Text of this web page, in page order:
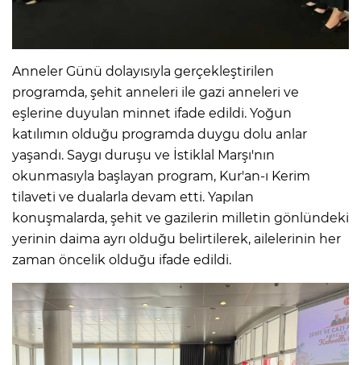
Anneler Günü dolayısıyla gerçekleştirilen
programda, şehit anneleri ile gazi anneleri ve
eşlerine duyulan minnet ifade edildi. Yoğun
katılımın olduğu programda duygu dolu anlar
yaşandı. Saygı duruşu ve İstiklal Marşı'nın
okunmasıyla başlayan program, Kur'an-ı Kerim
tilaveti ve dualarla devam etti. Yapılan
konuşmalarda, şehit ve gazilerin milletin gönlündeki
yerinin daima ayrı olduğu belirtilerek, ailelerinin her
zaman öncelik olduğu ifade edildi.